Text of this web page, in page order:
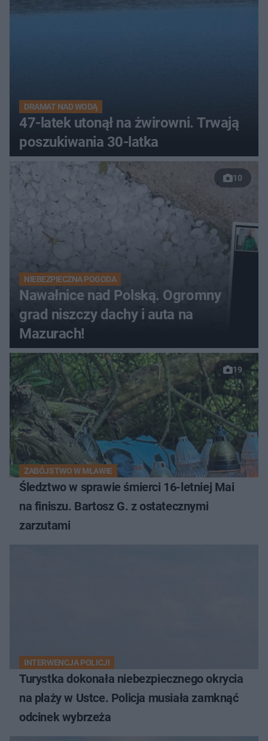
DRAMAT NAD WODĄ
47-latek utonął na żwirowni. Trwają
poszukiwania 30-latka
10
NIEBEZPIECZNA POGODA
Nawałnice nad Polską. Ogromny
grad niszczy dachy i auta na
Mazurach!
19
ZABÓJSTWO W MŁAWIE
Śledztwo w sprawie śmierci 16-letniej Mai
na finiszu. Bartosz G. z ostatecznymi
zarzutami
INTERWENCJA POLICJI
Turystka dokonała niebezpiecznego okrycia
na plaży w Ustce. Policja musiała zamknąć
odcinek wybrzeża